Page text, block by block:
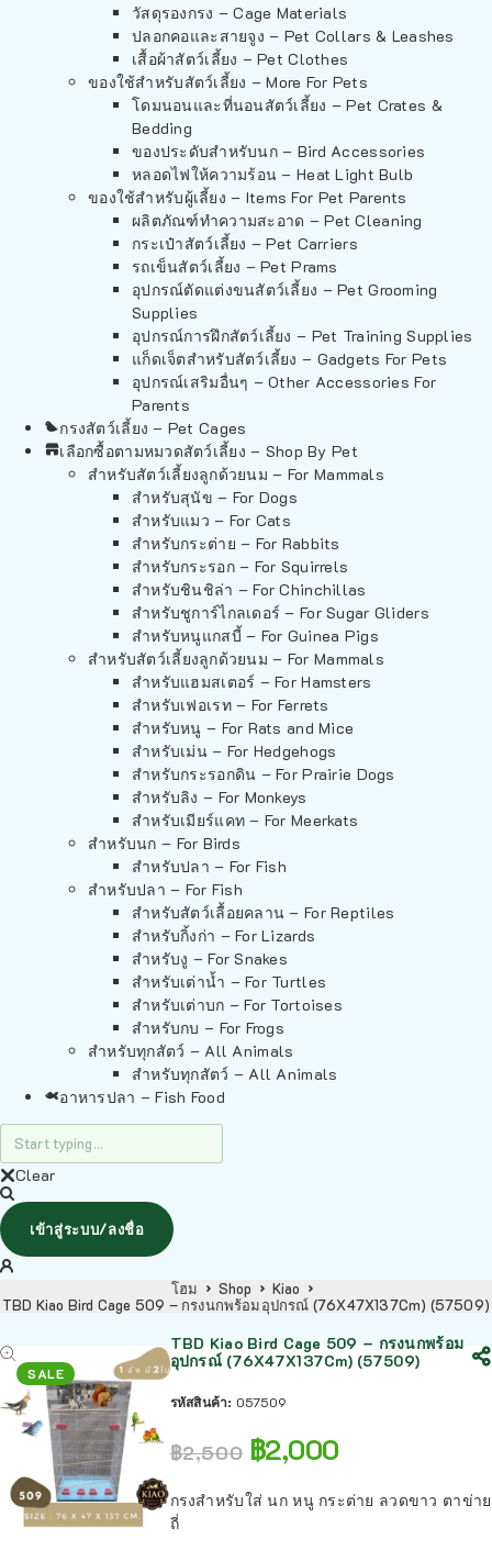
วัสดุรองกรง – Cage Materials
ปลอกคอและสายจูง – Pet Collars & Leashes
เสื้อผ้าสัตว์เลี้ยง – Pet Clothes
ของใช้สำหรับสัตว์เลี้ยง – More For Pets
โดมนอนและที่นอนสัตว์เลี้ยง – Pet Crates &
Bedding
ของประดับสำหรับนก – Bird Accessories
หลอดไฟให้ความร้อน – Heat Light Bulb
ของใช้สำหรับผู้เลี้ยง – Items For Pet Parents
ผลิตภัณฑ์ทำความสะอาด – Pet Cleaning
กระเป๋าสัตว์เลี้ยง – Pet Carriers
รถเข็นสัตว์เลี้ยง – Pet Prams
อุปกรณ์ตัดแต่งขนสัตว์เลี้ยง – Pet Grooming
Supplies
อุปกรณ์การฝึกสัตว์เลี้ยง – Pet Training Supplies
แก็ดเจ็ตสำหรับสัตว์เลี้ยง – Gadgets For Pets
อุปกรณ์เสริมอื่นๆ – Other Accessories For
Parents
กรงสัตว์เลี้ยง – Pet Cages
เลือกซื้อตามหมวดสัตว์เลี้ยง – Shop By Pet
สำหรับสัตว์เลี้ยงลูกด้วยนม – For Mammals
สำหรับสุนัข – For Dogs
สำหรับแมว – For Cats
สำหรับกระต่าย – For Rabbits
สำหรับกระรอก – For Squirrels
สำหรับชินชิล่า – For Chinchillas
สำหรับชูการ์ไกลเดอร์ – For Sugar Gliders
สำหรับหนูแกสบี้ – For Guinea Pigs
สำหรับสัตว์เลี้ยงลูกด้วยนม – For Mammals
สำหรับแฮมสเตอร์ – For Hamsters
สำหรับเฟอเรท – For Ferrets
สำหรับหนู – For Rats and Mice
สำหรับเม่น – For Hedgehogs
สำหรับกระรอกดิน – For Prairie Dogs
สำหรับลิง – For Monkeys
สำหรับเมียร์แคท – For Meerkats
สำหรับนก – For Birds
สำหรับปลา – For Fish
สำหรับปลา – For Fish
สำหรับสัตว์เลื้อยคลาน – For Reptiles
สำหรับกิ้งก่า – For Lizards
สำหรับงู – For Snakes
สำหรับเต่าน้ำ – For Turtles
สำหรับเต่าบก – For Tortoises
สำหรับกบ – For Frogs
สำหรับทุกสัตว์ – All Animals
สำหรับทุกสัตว์ – All Animals
อาหารปลา – Fish Food
Clear
เข้าสู่ระบบ/ลงชื่อ
โฮม Shop
Kiao
TBD Kiao Bird Cage 509 – กรงนกพร้อมอุปกรณ์ (76X47X137Cm) (57509)
SALE
TBD Kiao Bird Cage 509 – กรงนกพร้อม
อุปกรณ์ (76X47X137Cm) (57509)
รหัสสินค้า: 057509
฿2,500 ฿2,000
กรงสำหรับใส่ นก หนู กระต่าย ลวดขาว ตาข่าย
ถี่